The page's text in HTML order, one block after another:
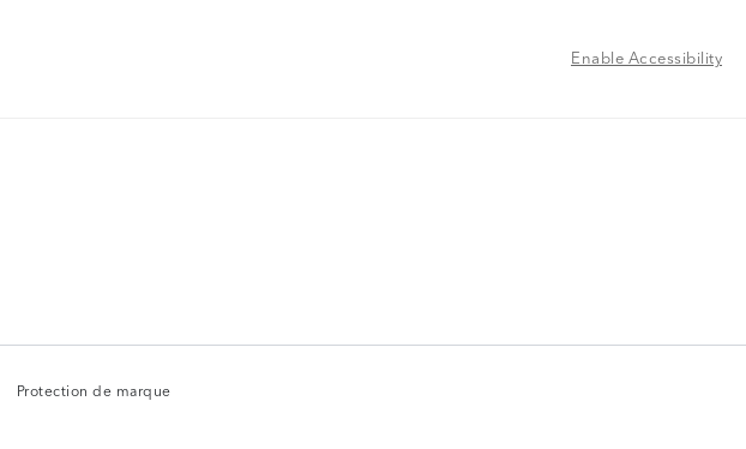
Enable Accessibility
Protection de marque
Protection de marque